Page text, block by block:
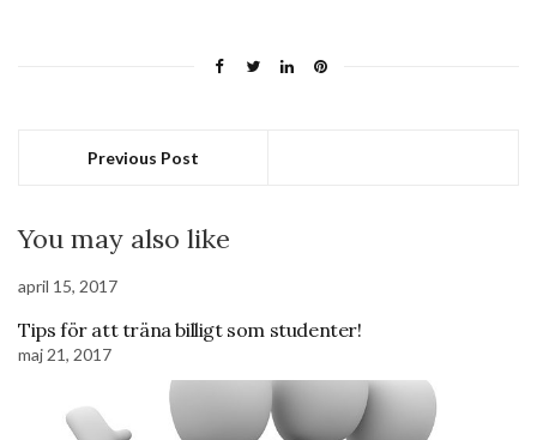
Previous Post
You may also like
april 15, 2017
Tips för att träna billigt som studenter!
maj 21, 2017